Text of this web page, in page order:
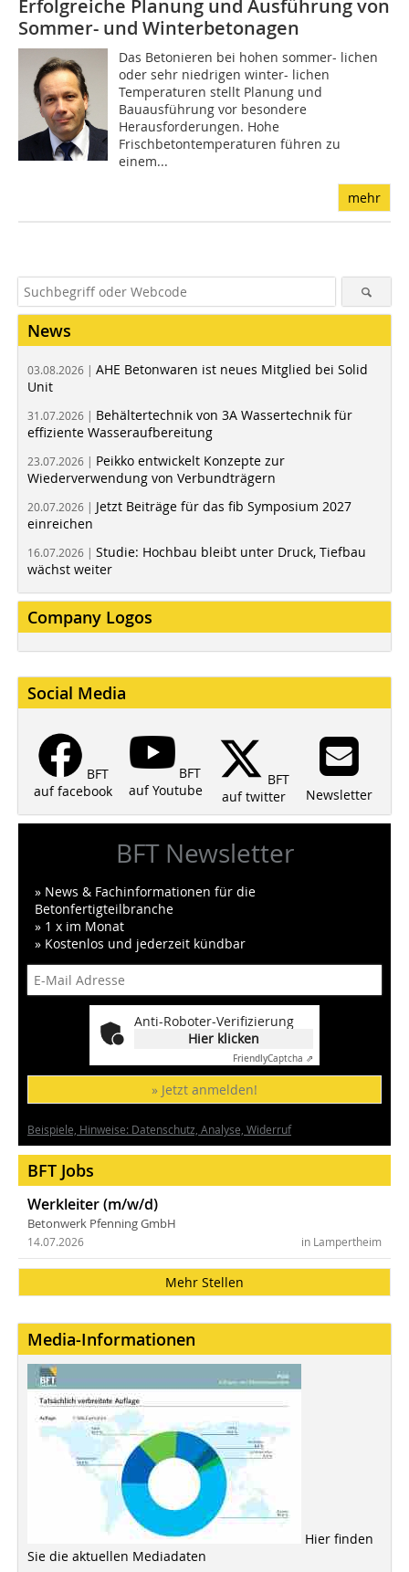
Erfolgreiche Planung und Ausführung von
Sommer- und Winterbetonagen
Das Betonieren bei hohen sommer- lichen
oder sehr niedrigen winter- lichen
Temperaturen stellt Planung und
Bauausführung vor besondere
Herausforderungen. Hohe
Frischbetontemperaturen führen zu
einem...
mehr
News
03.08.2026 | AHE Betonwaren ist neues Mitglied bei Solid
Unit
31.07.2026 | Behältertechnik von 3A Wassertechnik für
effiziente Wasseraufbereitung
23.07.2026 | Peikko entwickelt Konzepte zur
Wiederverwendung von Verbundträgern
20.07.2026 | Jetzt Beiträge für das fib Symposium 2027
einreichen
16.07.2026 | Studie: Hochbau bleibt unter Druck, Tiefbau
wächst weiter
Company Logos
Social Media
BFT
auf facebook
BFT
auf Youtube
BFT
auf twitter
Newsletter
BFT Newsletter
» News & Fachinformationen für die
Betonfertigteilbranche
» 1 x im Monat
» Kostenlos und jederzeit kündbar
Anti-Roboter-Verifizierung
Hier klicken
FriendlyCaptcha ⇗
» Jetzt anmelden!
Beispiele, Hinweise: Datenschutz, Analyse, Widerruf
BFT Jobs
Werkleiter (m/w/d)
Betonwerk Pfenning GmbH
in Lampertheim
14.07.2026
Mehr Stellen
Media-Informationen
Hier finden
Sie die aktuellen Mediadaten